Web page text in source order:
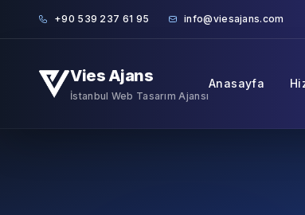
+90 539 237 61 95 info@viesajans.com
Vies Ajans
İstanbul Web Tasarım Ajansı
Anasayfa